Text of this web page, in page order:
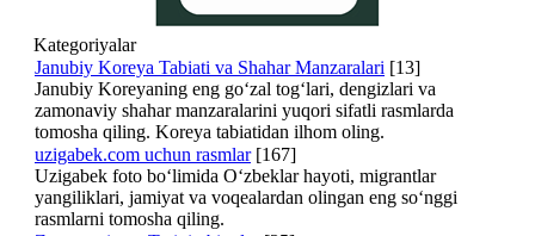
Kategoriyalar
Janubiy Koreya Tabiati va Shahar Manzaralari [13]
Janubiy Koreyaning eng go‘zal tog‘lari, dengizlari va
zamonaviy shahar manzaralarini yuqori sifatli rasmlarda
tomosha qiling. Koreya tabiatidan ilhom oling.
uzigabek.com uchun rasmlar [167]
Uzigabek foto bo‘limida O‘zbeklar hayoti, migrantlar
yangiliklari, jamiyat va voqealardan olingan eng so‘nggi
rasmlarni tomosha qiling.